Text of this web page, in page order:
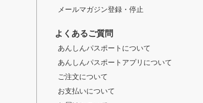
メールマガジン登録・停止
よくあるご質問
あんしんパスポートについて
あんしんパスポートアプリについて
ご注文について
お支払いについて